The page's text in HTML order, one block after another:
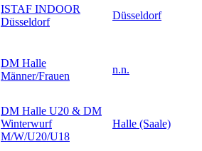
ISTAF INDOOR
Düsseldorf
Düsseldorf
DM Halle
Männer/Frauen
n.n.
DM Halle U20 & DM
Winterwurf
M/W/U20/U18
Halle (Saale)